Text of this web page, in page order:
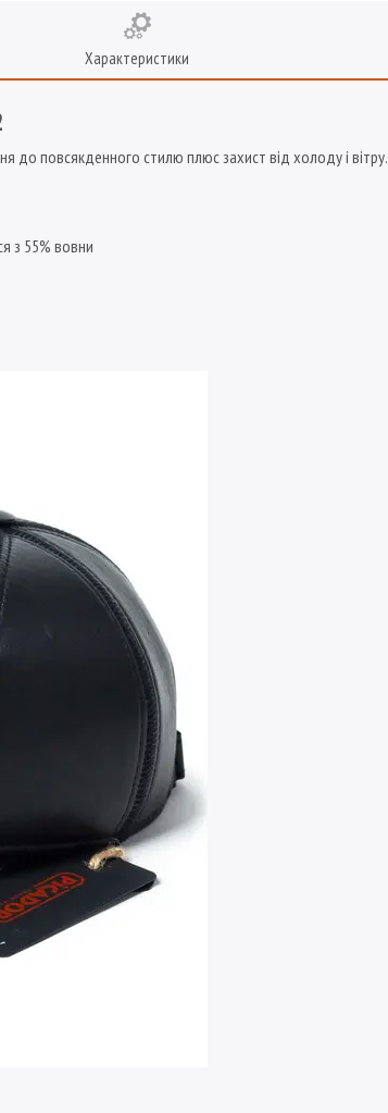
Характеристики
до повсякденного стилю плюс захист від холоду і вітру.
з 55% вовни